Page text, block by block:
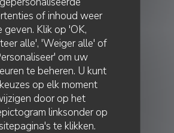
of inhoud weer
geven. Klik op 'OK,
alle', 'Weiger alle' of
om uw
te beheren. U kunt
op elk moment
door op het
linksonder op
te klikken.
VOLG ONS
Facebook ((opent in een nieuw
NIEUWSBRIEF
BELONINGEN